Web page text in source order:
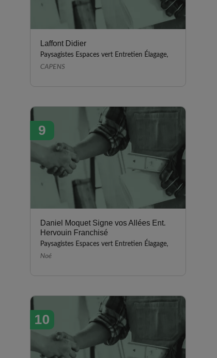
Laffont Didier
Paysagistes Espaces vert Entretien Élagage,
CAPENS
9
Daniel Moquet Signe vos Allées Ent.
Hervouin Franchisé
Paysagistes Espaces vert Entretien Élagage,
Noé
10